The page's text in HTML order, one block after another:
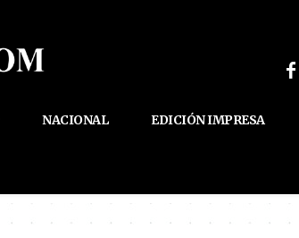
NACIONAL EDICIÓN IMPRESA